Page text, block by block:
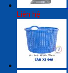
Liên hệ